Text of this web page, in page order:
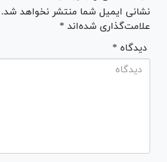
نشانی ایمیل شما منتشر نخواهد
علامت‌گذاری شده‌اند *
* دیدگاه